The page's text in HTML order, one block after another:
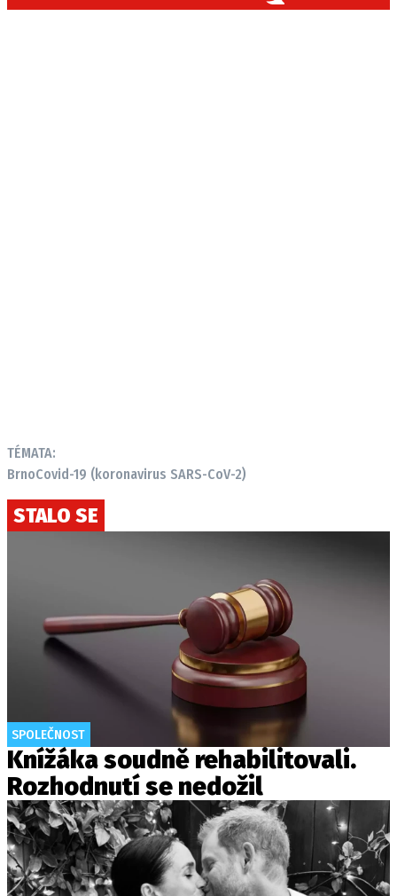
TÉMATA:
BrnoCovid-19 (koronavirus SARS-CoV-2)
STALO SE
SPOLEČNOST
Knížáka soudně rehabilitovali.
Rozhodnutí se nedožil